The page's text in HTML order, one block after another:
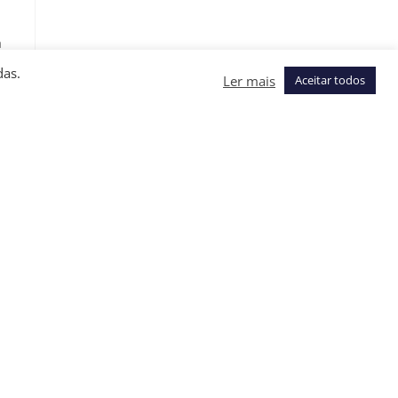
Ler mais Aceitar todos